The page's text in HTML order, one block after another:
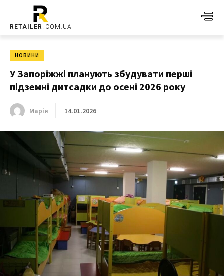
RETAILER .COM.UA
НОВИНИ
У Запоріжжі планують збудувати перші
підземні дитсадки до осені 2026 року
Марія 14.01.2026